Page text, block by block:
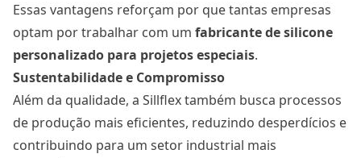
Essas vantagens reforçam por que tantas empresas
optam por trabalhar com um fabricante de silicone
personalizado para projetos especiais.
Sustentabilidade e Compromisso
Além da qualidade, a Sillflex também busca processos
de produção mais eficientes, reduzindo desperdícios e
contribuindo para um setor industrial mais